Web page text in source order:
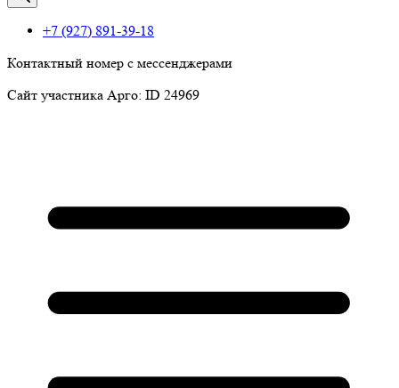
+7 (927) 891-39-18
Контактный номер с мессенджерами
Сайт участника Арго: ID 24969